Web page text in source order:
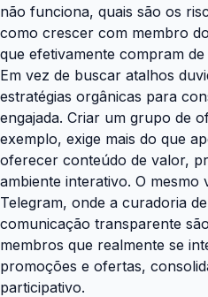
não funciona, quais são os
como crescer com membro
que efetivamente compram de
Em vez de buscar atalhos
estratégias orgânicas para
engajada. Criar um grupo de
exemplo, exige mais do que
oferecer conteúdo de valor,
ambiente interativo. O mesmo
Telegram, onde a curadoria
comunicação transparente
membros que realmente se
promoções e ofertas,
participativo.